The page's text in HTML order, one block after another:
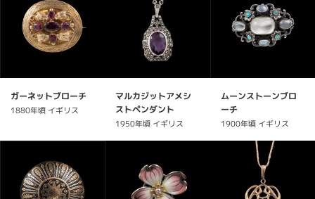
ガーネットブローチ
1880年頃 イギリス
マルカジットアメシ
ストペンダント
1950年頃 イギリス
ムーンストーンブロ
ーチ
1900年頃 イギリス